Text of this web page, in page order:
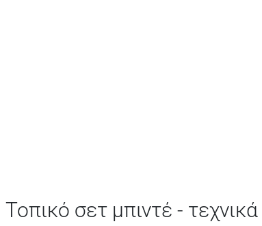
Τοπικό σετ μπιντέ -